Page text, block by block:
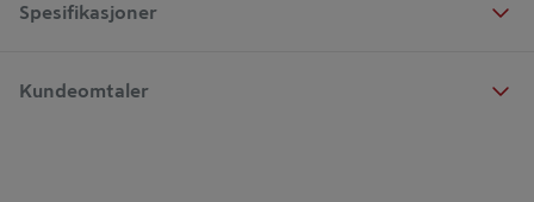
Spesifikasjoner
Kundeomtaler